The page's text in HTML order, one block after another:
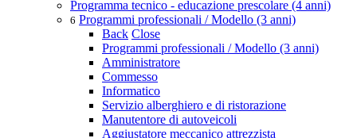
Programma tecnico - educazione prescolare (4 anni)
6 Programmi professionali / Modello (3 anni)
Back Close
Programmi professionali / Modello (3 anni)
Amministratore
Commesso
Informatico
Servizio alberghiero e di ristorazione
Manutentore di autoveicoli
Aggiustatore meccanico attrezzista